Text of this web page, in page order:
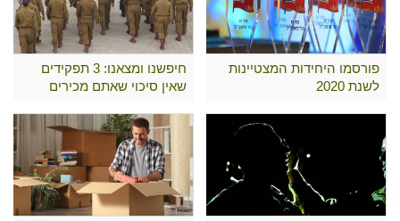
פורסמו היחידות המצטיינות
לשנת 2020
חיפשנו ומצאנו: 3 תפקידים
שאין סיכוי שאתם מכירים